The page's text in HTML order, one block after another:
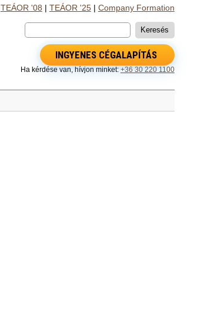
TEÁOR '08 TEÁOR '25| Company Formation
INGYENES CÉGALAPÍTÁS
Ha kérdése van, hívjon minket: +36 30 220 1100